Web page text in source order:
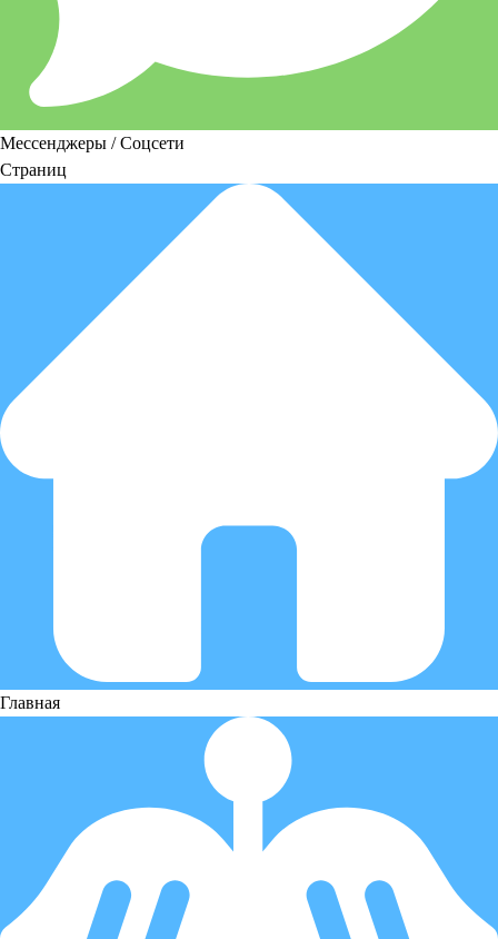
Мессенджеры / Соцсети
Страниц
Главная